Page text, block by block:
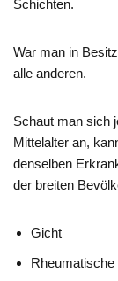
Schichten.
War man in
alle anderen.
Schaut man sich
Mittelalter an,
denselben
der breiten
Gicht